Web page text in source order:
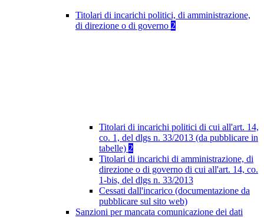
Titolari di incarichi politici, di amministrazione,
di direzione o di governo 2
Titolari di incarichi politici di cui all'art. 14,
co. 1, del dlgs n. 33/2013 (da pubblicare in
tabelle) 2
Titolari di incarichi di amministrazione, di
direzione o di governo di cui all'art. 14, co.
1-bis, del dlgs n. 33/2013
Cessati dall'incarico (documentazione da
pubblicare sul sito web)
Sanzioni per mancata comunicazione dei dati